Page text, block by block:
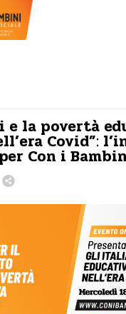
la povertà
Covid”:
Con i